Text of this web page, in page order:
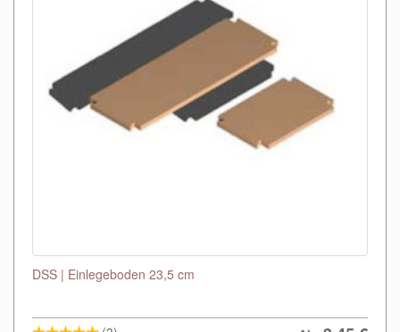
DSS | Einlegeboden 23,5 cm